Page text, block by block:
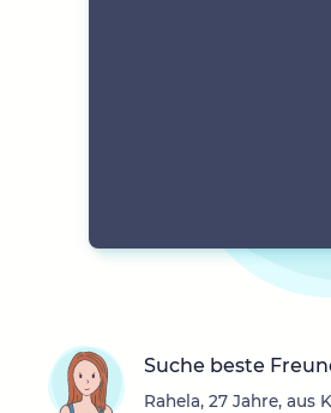
Suche beste
Rahela, 27 Jahre, aus